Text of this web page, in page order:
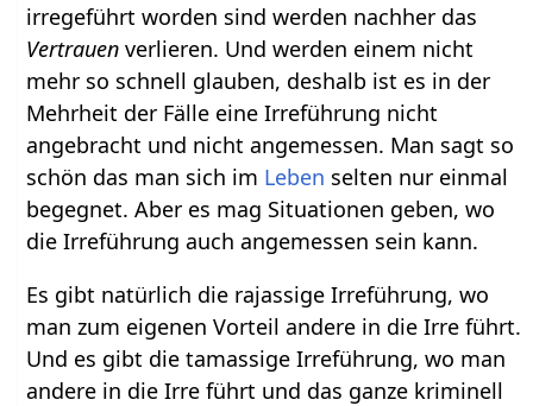
irregeführt worden sind werden nachher das
Vertrauen verlieren. Und werden einem nicht
mehr so schnell glauben, deshalb ist es in der
Mehrheit der Fälle eine Irreführung nicht
angebracht und nicht angemessen. Man sagt so
schön das man sich im Leben selten nur einmal
begegnet. Aber es mag Situationen geben, wo
die Irreführung auch angemessen sein kann.
Es gibt natürlich die rajassige Irreführung, wo
man zum eigenen Vorteil andere in die Irre führt.
Und es gibt die tamassige Irreführung, wo man
andere in die Irre führt und das ganze kriminell